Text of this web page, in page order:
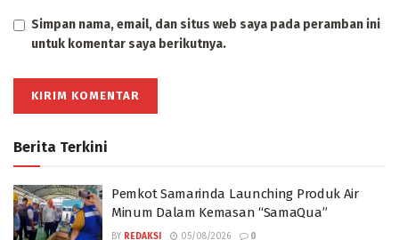
Simpan nama, email, dan situs web saya pada peramban ini
untuk komentar saya berikutnya.
Berita Terkini
Pemkot Samarinda Launching Produk Air
Minum Dalam Kemasan “SamaQua”
BY REDAKSI 05/08/2026 0